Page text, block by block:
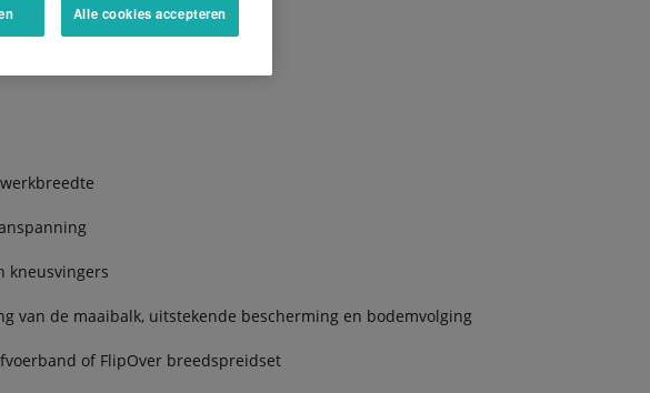
kneusvingers
van de maaibalk, uitstekende bescherming en bodemvolging
of FlipOver breedspreidset
Alle cookies accepteren